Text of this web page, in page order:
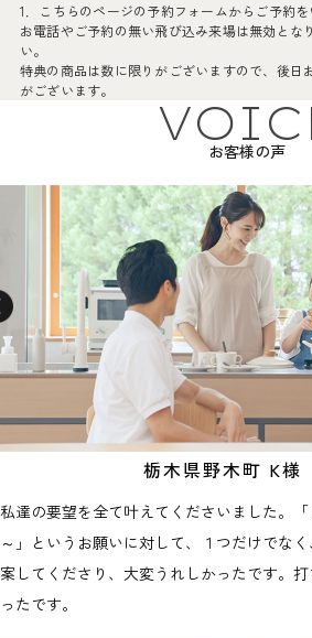
1．こちらのページの予約フォームからご予約を
お電話やご予約の無い飛び込み来場は無効とな
い。
特典の商品は数に限りがございますので、後日
がございます。
2．ご夫婦お二人でご来場の方。
※やむを得ずお一人でご来場の場合は二回目以
い。
※上記以外の未婚で建築予定の方はその旨、営
3．2年以内に弊社施工可能エリアにて新築を検
※施工可能エリア:古河市や小山市、またその近
4．はじめて当社にご来場される方。
5．他社契約済みもしくは他社建築予定の方は
6．来場の際に、弊社からご依頼するアンケー
7．プレゼントお渡しの際に、弊社公式インスタ
しております。ご来場前にご登録いただくと当
お客様の声
栃木県野木町 K様
私達の要望を全て叶えてくださいました。
～」というお願いに対して、１つだけでな
案してくださり、大変うれしかったです。
ったです。